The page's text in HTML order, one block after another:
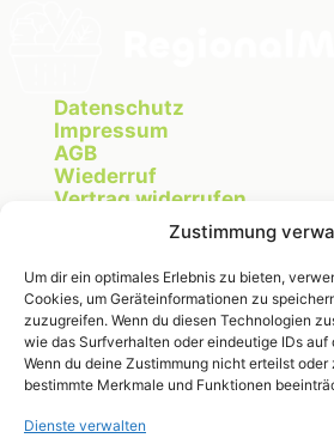
Zustimmung
Um dir ein optimales Erlebnis zu bieten,
Cookies, um Geräteinformationen zu
zuzugreifen. Wenn du diesen Technologien
wie das Surfverhalten oder eindeutige IDs auf
Wenn du deine Zustimmung nicht erteilst
bestimmte Merkmale und Funktionen
Dienste verwalten
Datenschutz
Impressum
AGB
Wiederruf
Vertrag widerrufen
Cookie Richtlinie
Instagram
RegionalMarkt OWL
Michelle Fischer